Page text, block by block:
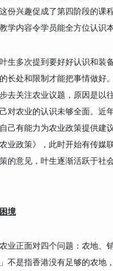
份兴趣促成了第四阶段的
学内容令学员能全方位认识本
生多次提到要好好认识和装
长处和限制才能把事情做好
去关注农业议题，原因是以
对农业的认识未够全面。近
己有能力为农业政策提供建
业政策》，此时开始有传媒
的意见，叶生逐渐活跃于社
境
业正面对四个问题：农地、
不是指香港没有足够的农地